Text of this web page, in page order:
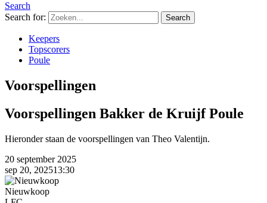
Search
Search for:
Search
Keepers
Topscorers
Poule
Voorspellingen
Voorspellingen Bakker de Kruijf Poule
Hieronder staan de voorspellingen van Theo Valentijn.
20 september 2025
sep 20, 202513:30
Nieuwkoop